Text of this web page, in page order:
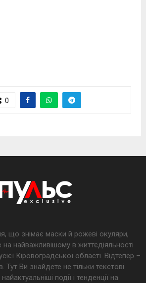
0
що знімає маски й рожеві окуляри,
найважливішому в життєдіяльності
Кіровоградської області. Відтепер –
Ви знайдете не тільки текстові
події і тенденції на